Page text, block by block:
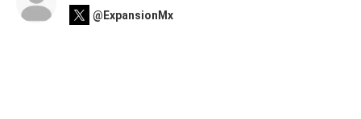
@ExpansionMx